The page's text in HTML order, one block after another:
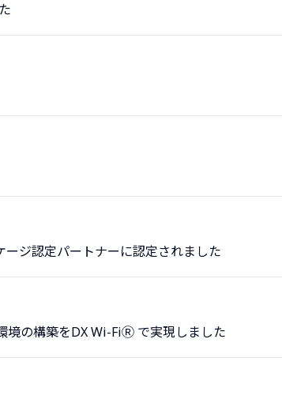
ジ認定パートナーに認定されました
境の構築をDX Wi-FiⓇ で実現しました